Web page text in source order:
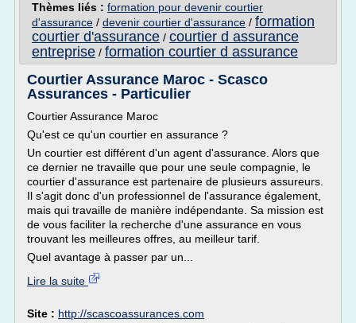
Thèmes liés : formation pour devenir courtier
d'assurance / devenir courtier d'assurance / formation
courtier d'assurance / courtier d assurance
entreprise / formation courtier d assurance
Courtier Assurance Maroc - Scasco
Assurances - Particulier
Courtier Assurance Maroc
Qu'est ce qu'un courtier en assurance ?
Un courtier est différent d'un agent d'assurance. Alors que
ce dernier ne travaille que pour une seule compagnie, le
courtier d'assurance est partenaire de plusieurs assureurs.
Il s'agit donc d'un professionnel de l'assurance également,
mais qui travaille de manière indépendante. Sa mission est
de vous faciliter la recherche d'une assurance en vous
trouvant les meilleures offres, au meilleur tarif.
Quel avantage à passer par un...
Lire la suite
Site : http://scascoassurances.com